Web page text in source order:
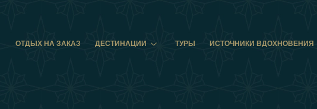
ОТДЫХ НА ЗАКАЗ
ДЕСТИНАЦИИ ТУРЫ ИСТОЧНИКИ ВДОХНОВЕНИЯ